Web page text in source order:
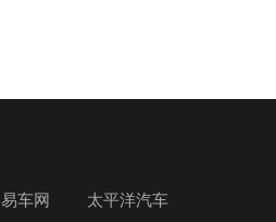
易车网
太平洋汽车